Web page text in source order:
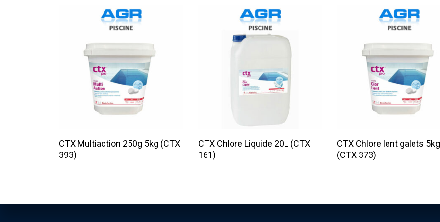
Lire La Suite
CTX Multiaction 250g 5kg (CTX
393)
Lire La Suite
CTX Chlore Liquide 20L (CTX
161)
Lire La Suite
CTX Chlore lent galets 5kg
(CTX 373)